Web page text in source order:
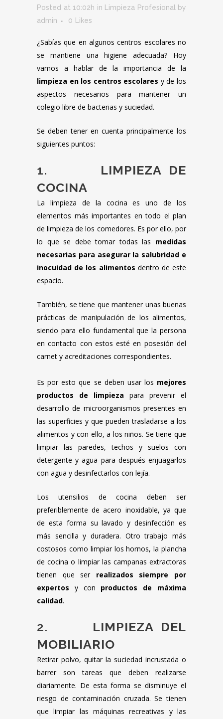
Posted at 10:02h in Limpieza Profesional by
admin
0 Likes
¿Sabías que en algunos centros escolares no
se mantiene una higiene adecuada? Hoy
vamos a hablar de la importancia de la
limpieza en los centros escolares y de los
aspectos necesarios para mantener un
colegio libre de bacterias y suciedad.
Se deben tener en cuenta principalmente los
siguientes puntos:
1. LIMPIEZA DE
COCINA
La limpieza de la cocina es uno de los
elementos más importantes en todo el plan
de limpieza de los comedores. Es por ello, por
lo que se debe tomar todas las medidas
necesarias para asegurar la salubridad e
inocuidad de los alimentos dentro de este
espacio.
También, se tiene que mantener unas buenas
prácticas de manipulación de los alimentos,
siendo para ello fundamental que la persona
en contacto con estos esté en posesión del
carnet y acreditaciones correspondientes.
Es por esto que se deben usar los mejores
productos de limpieza para prevenir el
desarrollo de microorganismos presentes en
las superficies y que pueden trasladarse a los
alimentos y con ello, a los niños. Se tiene que
limpiar las paredes, techos y suelos con
detergente y agua para después enjuagarlos
con agua y desinfectarlos con lejía.
Los utensilios de cocina deben ser
preferiblemente de acero inoxidable, ya que
de esta forma su lavado y desinfección es
más sencilla y duradera. Otro trabajo más
costosos como limpiar los hornos, la plancha
de cocina o limpiar las campanas extractoras
tienen que ser realizados siempre por
expertos y con productos de máxima
calidad.
2. LIMPIEZA DEL
MOBILIARIO
Retirar polvo, quitar la suciedad incrustada o
barrer son tareas que deben realizarse
diariamente. De esta forma se disminuye el
riesgo de contaminación cruzada. Se tienen
que limpiar las máquinas recreativas y las